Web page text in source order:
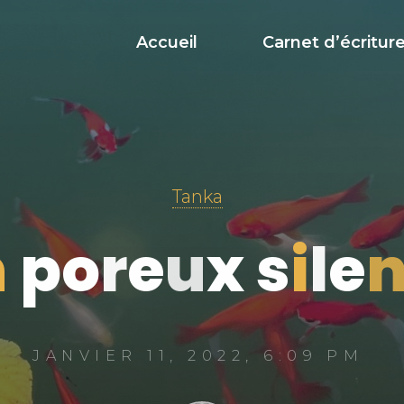
Accueil Carnet
Tanka
poreuxsile
JANVIER 11, 2022, 6:09 PM